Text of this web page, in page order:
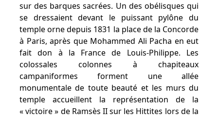
sur des barques sacrées. Un des obélisques qui
se dressaient devant le puissant pylône du
temple orne depuis 1831 la place de la Concorde
à Paris, après que Mohammed Ali Pacha en eut
fait don à la France de Louis-Philippe. Les
colossales colonnes à chapiteaux
campaniformes forment une allée
monumentale de toute beauté et les murs du
temple accueillent la représentation de la
« victoire » de Ramsès II sur les Hittites lors de la